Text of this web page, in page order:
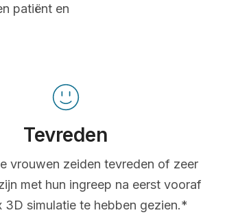
patiënt en
Tevreden
vrouwen zeiden tevreden of zeer
met hun ingreep na eerst vooraf
3D simulatie te hebben gezien.*